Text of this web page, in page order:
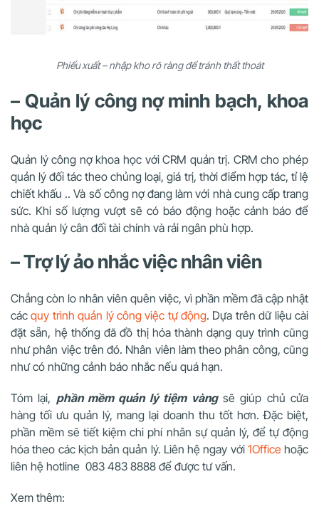
Phiếu xuất – nhập kho rõ ràng để tránh thất thoát
– Quản lý công nợ minh bạch, khoa
học
Quản lý công nợ khoa học với CRM quản trị. CRM cho phép
quản lý đối tác theo chủng loại, giá trị, thời điểm hợp tác, tỉ lệ
chiết khấu .. Và số công nợ đang làm với nhà cung cấp trang
sức. Khi số lượng vượt sẽ có báo động hoặc cảnh báo để
nhà quản lý cân đối tài chính và rải ngân phù hợp.
– Trợ lý ảo nhắc việc nhân viên
Chẳng còn lo nhân viên quên việc, vì phần mềm đã cập nhật
cácquy trình quản lý công việc tự động. Dựa trên dữ liệu cài
đặt sẵn, hệ thống đã đồ thị hóa thành dạng quy trình cũng
như phân việc trên đó. Nhân viên làm theo phân công, cũng
như có những cảnh báo nhắc nếu quá hạn.
Tóm lại, phần mềm quản lý tiệm vàngsẽ giúp chủ cửa
hàng tối ưu quản lý, mang lại doanh thu tốt hơn. Đặc biệt,
phần mềm sẽ tiết kiệm chi phí nhân sự quản lý, để tự động
hóa theo các kịch bản quản lý. Liên hệ ngay với 1Officehoặc
liên hệ hotline 083 483 8888 để được tư vấn.
Xem thêm: